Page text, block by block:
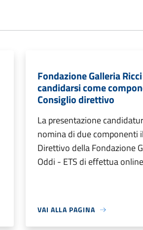
Fondazione Galleria
candidarsi come
Consiglio direttivo
La presentazione
nomina di due componenti
Direttivo della Fondazione
Oddi - ETS di effettua
VAI ALLA PAGINA